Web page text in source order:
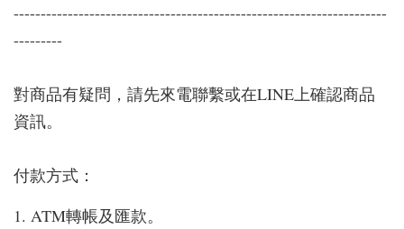
---------------------------------------------------------------------
---------
對商品有疑問，請先來電聯繫或在LINE上確認商品
資訊。
付款方式：
1. ATM轉帳及匯款。